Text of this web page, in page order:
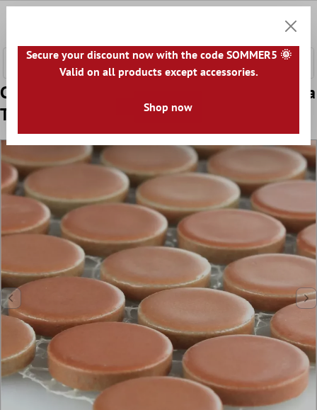
Campione Mosaico Ceramica Knopf Rotonda
Terracotta
Secure your discount now with the code SOMMER5 🌞
Valid on all products except accessories.
Shop now